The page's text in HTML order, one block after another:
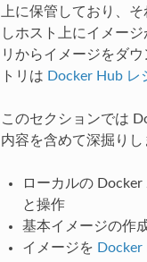
上に保管しており、
しホスト上にイメー
リからイメージをダ
トリは Docker Hub レ
このセクションでは
内容を含めて深掘りし
ローカルの
と操作
基本イメージの作
イメージを Docker